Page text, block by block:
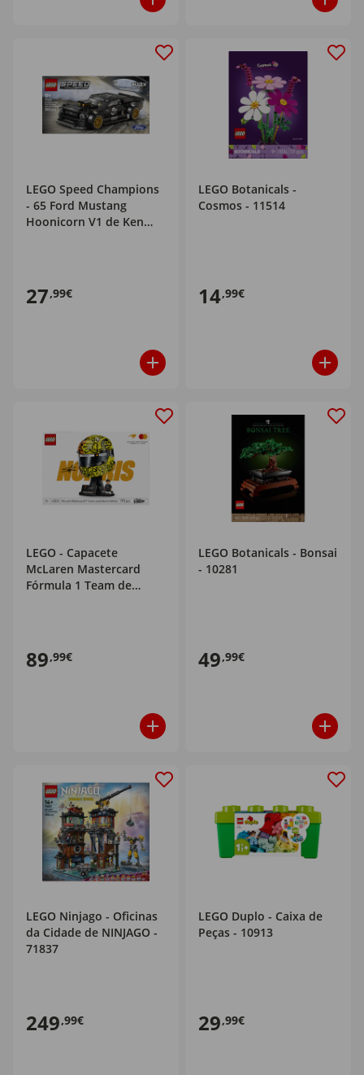
LEGO Speed Champions
- 65 Ford Mustang
Hoonicorn V1 de Ken
27,99€
LEGO Botanicals -
Cosmos - 11514
14,99€
LEGO - Capacete
McLaren Mastercard
Fórmula 1 Team de
89,99€
LEGO Botanicals - Bonsai
- 10281
49,99€
LEGO Ninjago - Oficinas
da Cidade de NINJAGO -
71837
249,99€
LEGO Duplo - Caixa de
Peças - 10913
29,99€